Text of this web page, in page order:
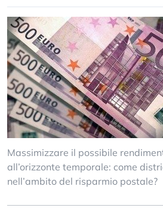
Massimizzare il possibile
all’orizzonte temporale: come
nell’ambito del risparmio postale?